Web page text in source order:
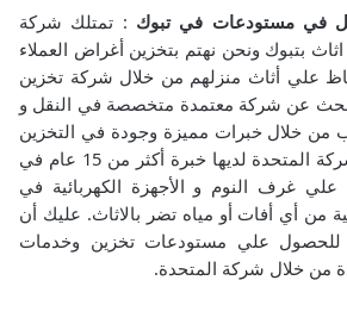
في مستودعات في تبوك : تمتلك شركة
بتبوك ونحن نهتم بتخزين أغراض العملاء
علي أثاث منزلهم من خلال شركة تخزين
عن شركة معتمدة متخصصة في النقل و
من خلال خبرات مميزة وجودة في التخزين
حيث أن شركة المتحدة لديها خبرة أكثر من 15 عام في
علي غرف النوم و الأجهزة الكهربائية في
من أي أفات أو مياه تضر بالاثاث. عليك أن
للحصول علي مستودعات تخزين وخدمات
من خلال شركة المتحدة.